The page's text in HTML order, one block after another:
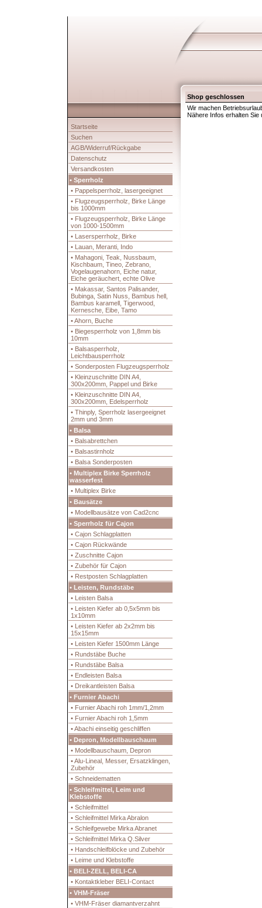
Startseite
Suchen
AGB/Widerruf/Rückgabe
Datenschutz
Versandkosten
• Sperrholz
• Pappelsperrholz, lasergeeignet
• Flugzeugsperrholz, Birke Länge
bis 1000mm
• Flugzeugsperrholz, Birke Länge
von 1000-1500mm
• Lasersperrholz, Birke
• Lauan, Meranti, Indo
• Mahagoni, Teak, Nussbaum,
Kischbaum, Tineo, Zebrano,
Vogelaugenahorn, Eiche natur,
Eiche geräuchert, echte Olive
• Makassar, Santos Palisander,
Bubinga, Satin Nuss, Bambus hell,
Bambus karamell, Tigerwood,
Kernesche, Eibe, Tamo
• Ahorn, Buche
• Biegesperrholz von 1,8mm bis
10mm
• Balsasperrholz,
Leichtbausperrholz
• Sonderposten Flugzeugsperrholz
• Kleinzuschnitte DIN A4,
300x200mm, Pappel und Birke
• Kleinzuschnitte DIN A4,
300x200mm, Edelsperrholz
• Thinply, Sperrholz lasergeeignet
2mm und 3mm
• Balsa
• Balsabrettchen
• Balsastirnholz
• Balsa Sonderposten
• Multiplex Birke Sperrholz
wasserfest
• Multiplex Birke
• Bausätze
• Modellbausätze von Cad2cnc
• Sperrholz für Cajon
• Cajon Schlagplatten
• Cajon Rückwände
• Zuschnitte Cajon
• Zubehör für Cajon
• Restposten Schlagplatten
• Leisten, Rundstäbe
• Leisten Balsa
• Leisten Kiefer ab 0,5x5mm bis
1x10mm
• Leisten Kiefer ab 2x2mm bis
15x15mm
• Leisten Kiefer 1500mm Länge
• Rundstäbe Buche
• Rundstäbe Balsa
• Endleisten Balsa
• Dreikantleisten Balsa
• Furnier Abachi
• Furnier Abachi roh 1mm/1,2mm
• Furnier Abachi roh 1,5mm
• Abachi einseitig geschliffen
• Depron, Modellbauschaum
• Modellbauschaum, Depron
• Alu-Lineal, Messer, Ersatzklingen,
Zubehör
• Schneidematten
• Schleifmittel, Leim und
Klebstoffe
• Schleifmittel
• Schleifmittel Mirka Abralon
• Schleifgewebe Mirka Abranet
• Schleifmittel Mirka Q.Silver
• Handschleifblöcke und Zubehör
• Leime und Klebstoffe
• BELI-ZELL, BELI-CA
• Kontaktkleber BELI-Contact
• VHM-Fräser
• VHM-Fräser diamantverzahnt
Shop geschlossen
Wir machen
Nähere Infos erhalten